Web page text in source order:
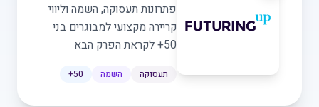
פתרונות תעסוקה, השמה וליווי
קריירה מקצועי למבוגרים בני
50+ לקראת הפרק הבא
תעסוקה השמה 50+